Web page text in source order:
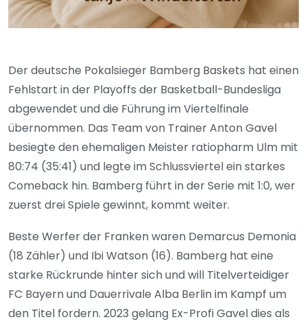
Der deutsche Pokalsieger Bamberg Baskets hat einen
Fehlstart in der Playoffs der Basketball-Bundesliga
abgewendet und die Führung im Viertelfinale
übernommen. Das Team von Trainer Anton Gavel
besiegte den ehemaligen Meister ratiopharm Ulm mit
80:74 (35:41) und legte im Schlussviertel ein starkes
Comeback hin. Bamberg führt in der Serie mit 1:0, wer
zuerst drei Spiele gewinnt, kommt weiter.
Beste Werfer der Franken waren Demarcus Demonia
(18 Zähler) und Ibi Watson (16). Bamberg hat eine
starke Rückrunde hinter sich und will Titelverteidiger
FC Bayern und Dauerrivale Alba Berlin im Kampf um
den Titel fordern. 2023 gelang Ex-Profi Gavel dies als